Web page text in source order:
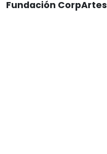
Fundación CorpArtes